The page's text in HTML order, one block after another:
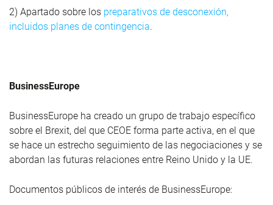
2) Apartado sobre los preparativos de desconexión,
incluidos planes de contingencia.
BusinessEurope
BusinessEurope ha creado un grupo de trabajo específico
sobre el Brexit, del que CEOE forma parte activa, en el que
se hace un estrecho seguimiento de las negociaciones y se
abordan las futuras relaciones entre Reino Unido y la UE.
Documentos públicos de interés de BusinessEurope: